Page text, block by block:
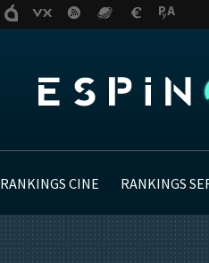
RANKINGS CINE RANKINGS